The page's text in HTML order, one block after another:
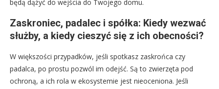
będą dążyć do wejścia do Twojego domu.
Zaskroniec, padalec i spółka: Kiedy wezwać
służby, a kiedy cieszyć się z ich obecności?
W większości przypadków, jeśli spotkasz zaskrońca czy
padalca, po prostu pozwól im odejść. Są to zwierzęta pod
ochroną, a ich rola w ekosystemie jest nieoceniona. Jeśli